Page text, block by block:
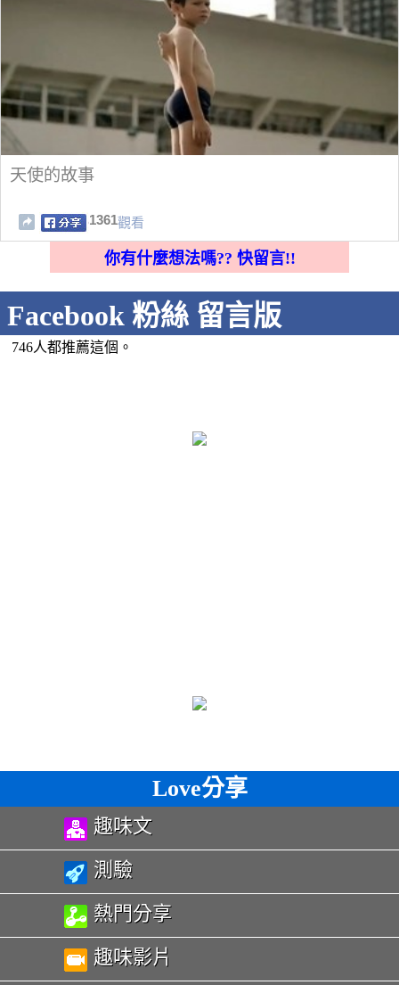
天使的故事
1361觀看
你有什麼想法嗎?? 快留言!!
Facebook 粉絲 留言版
746人都推薦這個。
Love分享
趣味文
測驗
熱門分享
趣味影片